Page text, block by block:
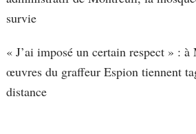
survie
« J’ai imposé un certain respect » :
œuvres du graffeur Espion tiennent
distance